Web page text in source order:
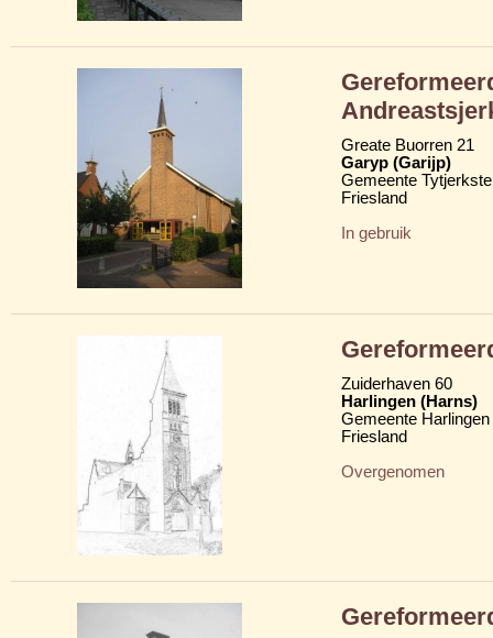
Greate Buorren 21
Garyp (Garijp)
Gemeente
Friesland
In gebruik
Zuiderhaven 60
Harlingen (Harns)
Gemeente Harlingen
Friesland
Overgenomen